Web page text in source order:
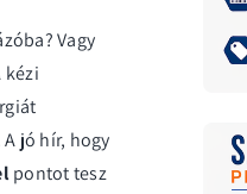
Vagy
kézi
jó hír, hogy
pontot tesz